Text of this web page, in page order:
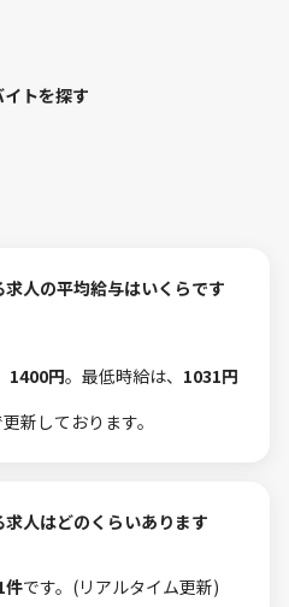
イトを探す
求人の平均給与はいくらです
1400円。最低時給は、 1031円
新しております。
求人はどのくらいあります
件です。(リアルタイム更新)